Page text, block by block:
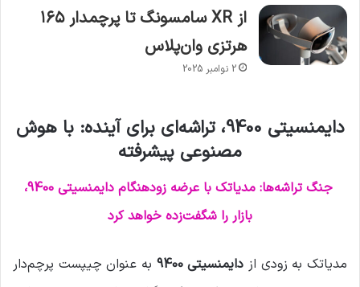
از XR سامسونگ تا پرچمدار ۱۶۵
هرتزی وان‌پلاس
2 نوامبر 2025
دایمنسیتی 9400، تراشه‌ای برای آینده: با هوش
مصنوعی پیشرفته
جنگ تراشه‌ها: مدیاتک با عرضه زودهنگام دایمنسیتی 9400،
بازار را شگفت‌زده خواهد کرد
مدیاتک به زودی از دایمنسیتی 9400
به عنوان چیپست پرچم‌دار